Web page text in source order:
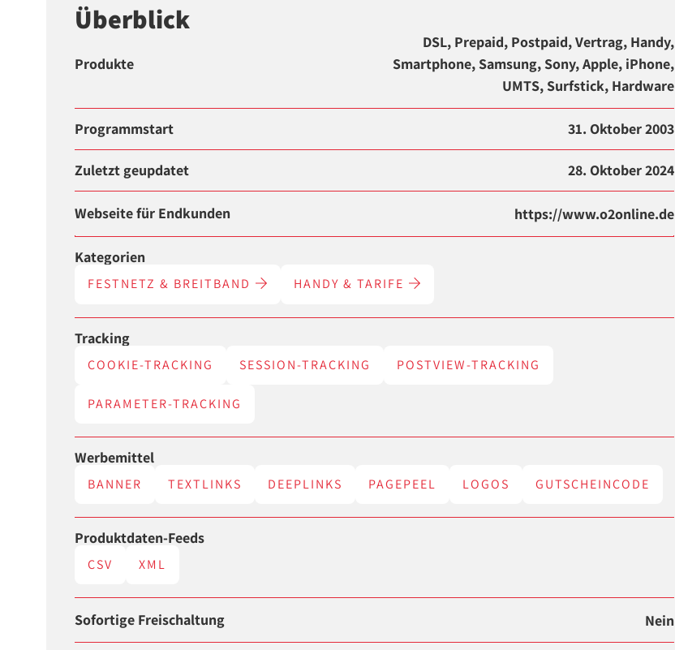
Überblick
Produkte
DSL, Prepaid, Postpaid, Vertrag, Handy,
Smartphone, Samsung, Sony, Apple, iPhone,
UMTS, Surfstick, Hardware
Programmstart 31. Oktober 2003
Zuletzt geupdatet 28. Oktober 2024
Webseite für Endkunden https://www.o2online.de
Kategorien
FESTNETZ & BREITBAND HANDY & TARIFE
Tracking
COOKIE-TRACKING SESSION-TRACKING POSTVIEW-TRACKING
PARAMETER-TRACKING
Werbemittel
BANNER TEXTLINKS DEEPLINKS PAGEPEEL LOGOS GUTSCHEINCODE
Produktdaten-Feeds
CSV XML
Sofortige Freischaltung Nein